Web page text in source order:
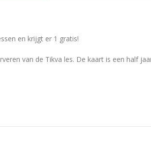
en krijgt er 1 gratis!
van de Tikva les. De kaart is een half